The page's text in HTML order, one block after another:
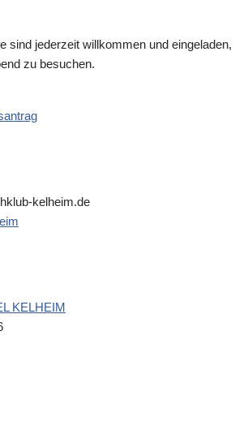
sind jederzeit willkommen und eingeladen,
zu besuchen.
kelheim.de
KELHEIM